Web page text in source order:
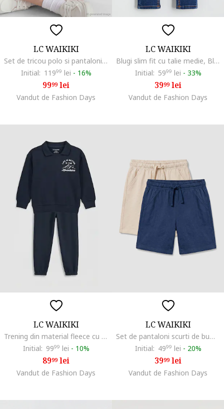
LC WAIKIKI
Set de tricou polo si pantaloni scurti cu snur de ajustare - 2 piese, Gri deschis
Initial: 11999 lei - 16%
9999lei
Vandut de Fashion Days
LC WAIKIKI
Blugi slim fit cu talie medie, Bleumarin
Initial: 5999 lei - 33%
3999lei
Vandut de Fashion Days
LC WAIKIKI
Trening din material fleece cu imprimeu si guler polo, Alb/Albastru ultramarin
Initial: 9999 lei - 10%
8999lei
Vandut de Fashion Days
LC WAIKIKI
Set de pantaloni scurti de bumbac - 2 piese
Initial: 4999 lei - 20%
3999lei
Vandut de Fashion Days